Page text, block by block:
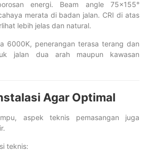
energi. Beam angle 75×155°
merata di badan jalan. CRI di atas
lebih jelas dan natural.
6000K, penerangan terasa terang dan
jalan dua arah maupun kawasan
Agar Optimal
aspek teknis pemasangan juga
teknis: